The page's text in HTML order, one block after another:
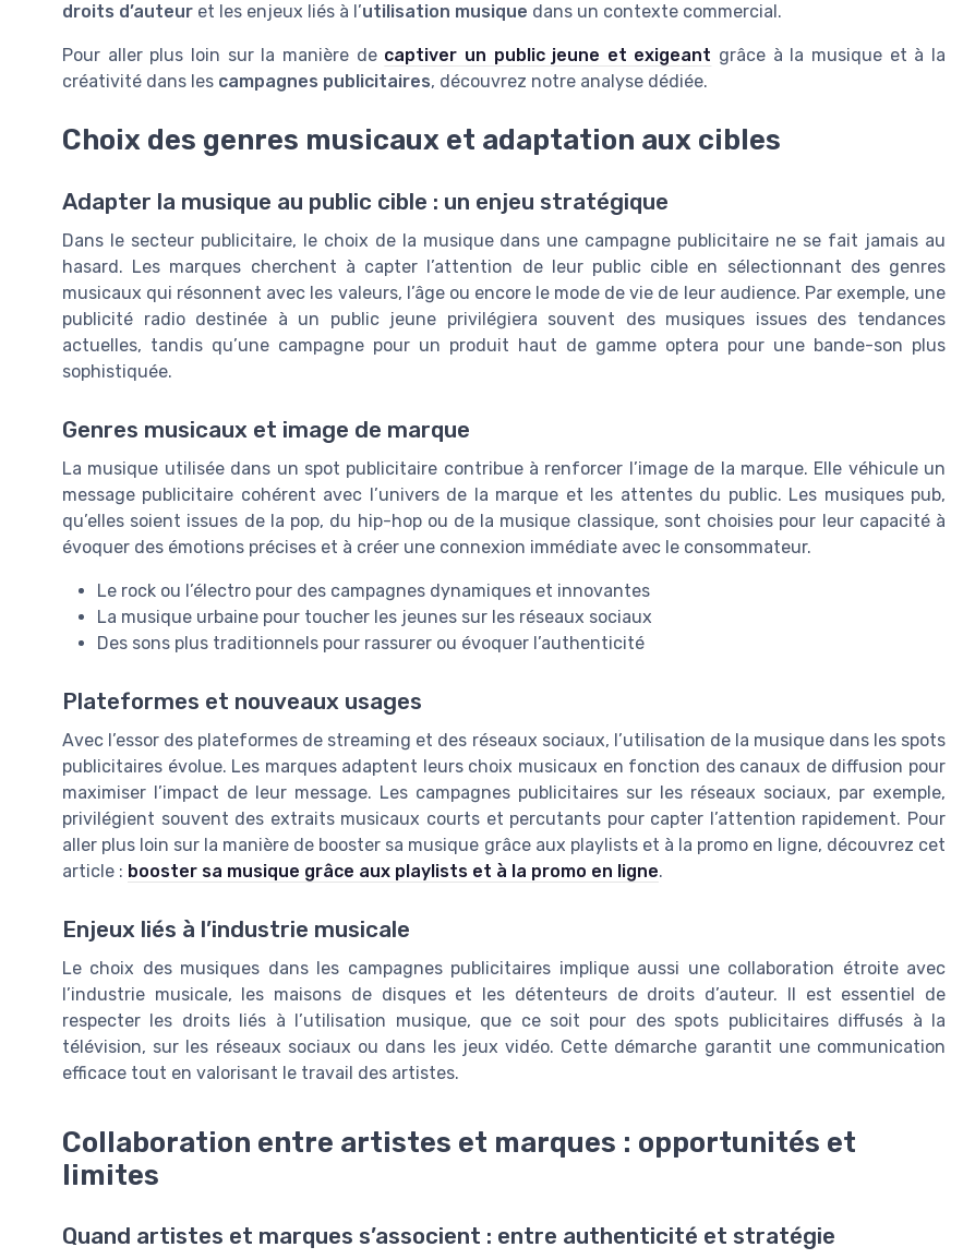
droits d’auteur et les enjeux liés à l’utilisation musique dans un contexte commercial.
Pour aller plus loin sur la manière de captiver un public jeune et exigeant grâce à la musique et à la
créativité dans les campagnes publicitaires, découvrez notre analyse dédiée.
Choix des genres musicaux et adaptation aux cibles
Adapter la musique au public cible : un enjeu stratégique
Dans le secteur publicitaire, le choix de la musique dans une campagne publicitaire ne se fait jamais au
hasard. Les marques cherchent à capter l’attention de leur public cible en sélectionnant des genres
musicaux qui résonnent avec les valeurs, l’âge ou encore le mode de vie de leur audience. Par exemple, une
publicité radio destinée à un public jeune privilégiera souvent des musiques issues des tendances
actuelles, tandis qu’une campagne pour un produit haut de gamme optera pour une bande-son plus
sophistiquée.
Genres musicaux et image de marque
La musique utilisée dans un spot publicitaire contribue à renforcer l’image de la marque. Elle véhicule un
message publicitaire cohérent avec l’univers de la marque et les attentes du public. Les musiques pub,
qu’elles soient issues de la pop, du hip-hop ou de la musique classique, sont choisies pour leur capacité à
évoquer des émotions précises et à créer une connexion immédiate avec le consommateur.
Le rock ou l’électro pour des campagnes dynamiques et innovantes
La musique urbaine pour toucher les jeunes sur les réseaux sociaux
Des sons plus traditionnels pour rassurer ou évoquer l’authenticité
Plateformes et nouveaux usages
Avec l’essor des plateformes de streaming et des réseaux sociaux, l’utilisation de la musique dans les spots
publicitaires évolue. Les marques adaptent leurs choix musicaux en fonction des canaux de diffusion pour
maximiser l’impact de leur message. Les campagnes publicitaires sur les réseaux sociaux, par exemple,
privilégient souvent des extraits musicaux courts et percutants pour capter l’attention rapidement. Pour
aller plus loin sur la manière de booster sa musique grâce aux playlists et à la promo en ligne, découvrez cet
article : booster sa musique grâce aux playlists et à la promo en ligne.
Enjeux liés à l’industrie musicale
Le choix des musiques dans les campagnes publicitaires implique aussi une collaboration étroite avec
l’industrie musicale, les maisons de disques et les détenteurs de droits d’auteur. Il est essentiel de
respecter les droits liés à l’utilisation musique, que ce soit pour des spots publicitaires diffusés à la
télévision, sur les réseaux sociaux ou dans les jeux vidéo. Cette démarche garantit une communication
efficace tout en valorisant le travail des artistes.
Collaboration entre artistes et marques : opportunités et
limites
Quand artistes et marques s’associent : entre authenticité et stratégie